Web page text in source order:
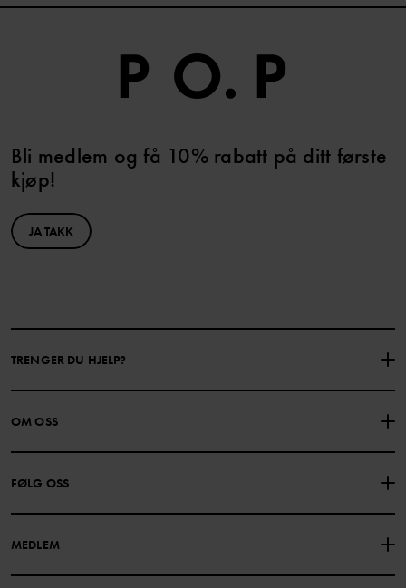
Bli medlem og få 10% rabatt på ditt første
kjøp!
JA TAKK
TRENGER DU HJELP?
KONTAKTE OSS
GAVEKORTSALDO KJØPSVILKÅR
PERSONVERNPOLICY
OM OSS
FØLG OSS
MEDLEM